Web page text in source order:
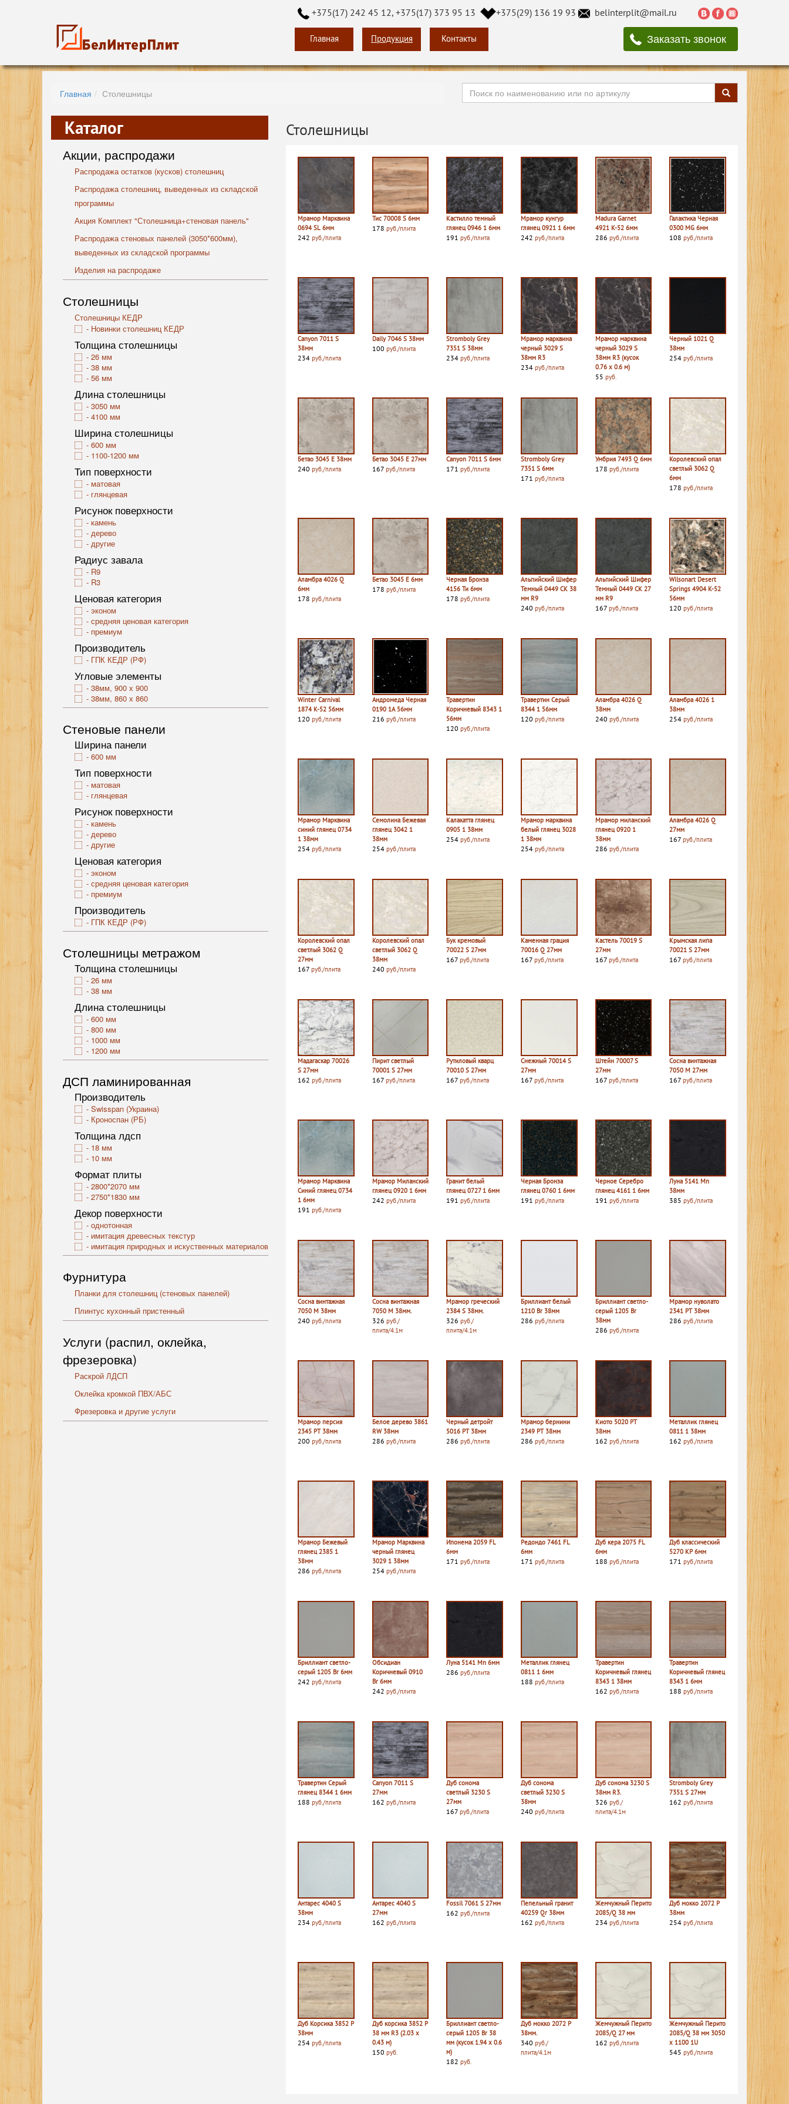
+375(17) 242 45 12, +375(17) 373 95 13 +375(29) 136 19 93 belinterplit@mail.ru
Главная Продукция Контакты Заказать звонок
Главная Столешницы
Каталог
Акции, распродажи
Распродажа остатков (кусков) столешниц
Распродажа столешниц, выведенных из складской
программы
Акция Комплект "Столешница+стеновая панель"
Распродажа стеновых панелей (3050*600мм),
выведенных из складской программы
Изделия на распродаже
Столешницы
Столешницы КЕДР
Новинки столешниц КЕДР
Толщина столешницы
26 мм
38 мм
56 мм
Длина столешницы
3050 мм
4100 мм
Ширина столешницы
600 мм
1100-1200 мм
Тип поверхности
матовая
глянцевая
Рисунок поверхности
камень
дерево
другие
Радиус завала
R9
R3
Ценовая категория
эконом
средняя ценовая категория
премиум
Производитель
ГПК КЕДР (РФ)
Угловые элементы
38мм, 900 х 900
38мм, 860 х 860
Стеновые панели
Ширина панели
600 мм
Тип поверхности
матовая
глянцевая
Рисунок поверхности
камень
дерево
другие
Ценовая категория
эконом
средняя ценовая категория
премиум
Производитель
ГПК КЕДР (РФ)
Столешницы метражом
Толщина столешницы
26 мм
38 мм
Длина столешницы
600 мм
800 мм
1000 мм
1200 мм
ДСП ламинированная
Производитель
Swisspan (Украина)
Кроноспан (РБ)
Толщина лдсп
18 мм
10 мм
Формат плиты
2800*2070 мм
2750*1830 мм
Декор поверхности
однотонная
имитация древесных текстур
имитация природных и искуственных материалов
Фурнитура
Планки для столешниц (стеновых панелей)
Плинтус кухонный пристенный
Услуги (распил, оклейка,
фрезеровка)
Раскрой ЛДСП
Оклейка кромкой ПВХ/АБС
Фрезеровка и другие услуги
Столешницы
Мрамор Марквина
0694 SL 6мм
242 руб./плита
Тис 70008 S 6мм
178 руб./плита
Кастилло темный
глянец 0946 1 6мм
191руб./плита
Мрамор кунгур
глянец 0921 1 6мм
242 руб./плита
Madura Garnet
4921 K-52 6мм
286 руб./плита
Галактика Черная
0300 MG 6мм
108руб./плита
Canyon 7011 S
38мм
234 руб./плита
Daily 7046 S 38мм
100 руб./плита
Stromboly Grey
7351 S 38мм
234руб./плита
Мрамор марквина
черный 3029 S
38мм R3
234 руб./плита
Мрамор марквина
черный 3029 S
38мм R3 (кусок
0.76 х 0.6 м)
55 руб.
Черный 1021 Q
38мм
254руб./плита
Бетао 3045 E 38мм
240 руб./плита
Бетао 3045 E 27мм
167 руб./плита
Canyon 7011 S 6мм
171руб./плита
Stromboly Grey
7351 S 6мм
171 руб./плита
Умбрия 7493 Q 6мм
178 руб./плита
Королевский опал
светлый 3062 Q
6мм
178руб./плита
Аламбра 4026 Q
6мм
178 руб./плита
Бетао 3045 E 6мм
178 руб./плита
Черная Бронза
4156 Ти 6мм
178руб./плита
Альпийский Шифер
Темный 0449 СК 38
мм R9
240 руб./плита
Альпийский Шифер
Темный 0449 СК 27
мм R9
167 руб./плита
Wilsonart Desert
Springs 4904 K-52
56мм
120руб./плита
Winter Carnival
1874 K-52 56мм
120 руб./плита
Андромеда Черная
0190 1A 56мм
216 руб./плита
Травертин
Коричневый 8343 1
56мм
120руб./плита
Травертин Серый
8344 1 56мм
120 руб./плита
Аламбра 4026 Q
38мм
240 руб./плита
Аламбра 4026 1
38мм
254руб./плита
Мрамор Марквина
синий глянец 0734
1 38мм
254 руб./плита
Семолина Бежевая
глянец 3042 1
38мм
254 руб./плита
Калакатта глянец
0905 1 38мм
254руб./плита
Мрамор марквина
белый глянец 3028
1 38мм
254 руб./плита
Мрамор миланский
глянец 0920 1
38мм
286 руб./плита
Аламбра 4026 Q
27мм
167руб./плита
Королевский опал
светлый 3062 Q
27мм
167 руб./плита
Королевский опал
светлый 3062 Q
38мм
240 руб./плита
Бук кремовый
70022 S 27мм
167руб./плита
Каменная грация
70016 Q 27мм
167 руб./плита
Кастель 70019 S
27мм
167 руб./плита
Крымская липа
70021 S 27мм
167руб./плита
Мадагаскар 70026
S 27мм
162 руб./плита
Пирит светлый
70001 S 27мм
167 руб./плита
Рутиловый кварц
70010 S 27мм
167руб./плита
Снежный 70014 S
27мм
167 руб./плита
Штейн 70007 S
27мм
167 руб./плита
Сосна винтажная
7050 M 27мм
167руб./плита
Мрамор Марквина
Синий глянец 0734
1 6мм
191 руб./плита
Мрамор Миланский
глянец 0920 1 6мм
242 руб./плита
Гранит белый
глянец 0727 1 6мм
191руб./плита
Черная Бронза
глянец 0760 1 6мм
191 руб./плита
Черное Серебро
глянец 4161 1 6мм
191 руб./плита
Луна 5141 Mn
38мм
385руб./плита
Сосна винтажная
7050 M 38мм
240 руб./плита
Сосна винтажная
7050 M 38мм.
326 руб./
плита/4.1м
Мрамор греческий
2384 S 38мм.
326руб./
плита/4.1м
Бриллиант белый
1210 Br 38мм
286 руб./плита
Бриллиант светло-
серый 1205 Br
38мм
286 руб./плита
Мрамор нуволато
2341 PT 38мм
286руб./плита
Мрамор персия
2345 PT 38мм
200 руб./плита
Белое дерево 3861
RW 38мм
286 руб./плита
Черный детройт
5016 PT 38мм
286руб./плита
Мрамор бернини
2349 PT 38мм
286 руб./плита
Киото 5020 PT
38мм
162 руб./плита
Металлик глянец
0811 1 38мм
162руб./плита
Мрамор Бежевый
глянец 2385 1
38мм
286 руб./плита
Мрамор Марквина
черный глянец
3029 1 38мм
254 руб./плита
Ипонема 2059 FL
6мм
171руб./плита
Редондо 7461 FL
6мм
171 руб./плита
Дуб кера 2075 FL
6мм
188 руб./плита
Дуб классический
5270 КР 6мм
171руб./плита
Бриллиант светло-
серый 1205 Br 6мм
242 руб./плита
Обсидиан
Коричневый 0910
Br 6мм
242 руб./плита
Луна 5141 Mn 6мм
286руб./плита
Металлик глянец
0811 1 6мм
188 руб./плита
Травертин
Коричневый глянец
8343 1 38мм
162 руб./плита
Травертин
Коричневый глянец
8343 1 6мм
188руб./плита
Травертин Серый
глянец 8344 1 6мм
188 руб./плита
Canyon 7011 S
27мм
162 руб./плита
Дуб сонома
светлый 3230 S
27мм
167руб./плита
Дуб сонома
светлый 3230 S
38мм
240 руб./плита
Дуб сонома 3230 S
38мм R3.
326 руб./
плита/4.1м
Stromboly Grey
7351 S 27мм
162руб./плита
Антарес 4040 S
38мм
234 руб./плита
Антарес 4040 S
27мм
162 руб./плита
Fossil 7061 S 27мм
162руб./плита
Пепельный гранит
40259 Qr 38мм
162 руб./плита
Жемчужный Перито
2085/Q 38 мм
234 руб./плита
Дуб мокко 2072 P
38мм
254руб./плита
Дуб Корсика 3852 P
38мм
254 руб./плита
Дуб корсика 3852 P
38 мм R3 (2.03 х
0.43 м)
150 руб.
Бриллиант светло-
серый 1205 Br 38
мм (кусок 1.94 х 0.6
м)
182руб.
Дуб мокко 2072 P
38мм.
340 руб./
плита/4.1м
Жемчужный Перито
2085/Q 27 мм
162 руб./плита
Жемчужный Перито
2085/Q 38 мм 3050
х 1100 1U
545руб./плита